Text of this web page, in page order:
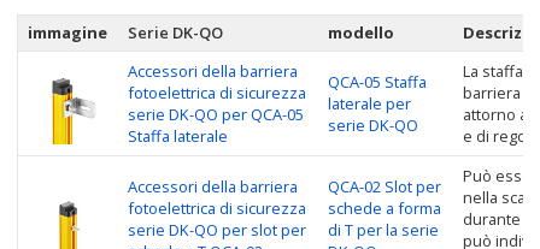
immagine Serie DK-QO modello
Accessori della barriera
fotoelettrica di sicurezza
serie DK-QO per QCA-05
Staffa laterale
QCA-05 Staffa
laterale per
serie DK-QO
La staffa
barriera
attorno al
e di
Accessori della barriera
fotoelettrica di sicurezza
serie DK-QO per slot per
QCA-02 Slot per
schede a forma
di T per la serie
Può
nella
durante il
può